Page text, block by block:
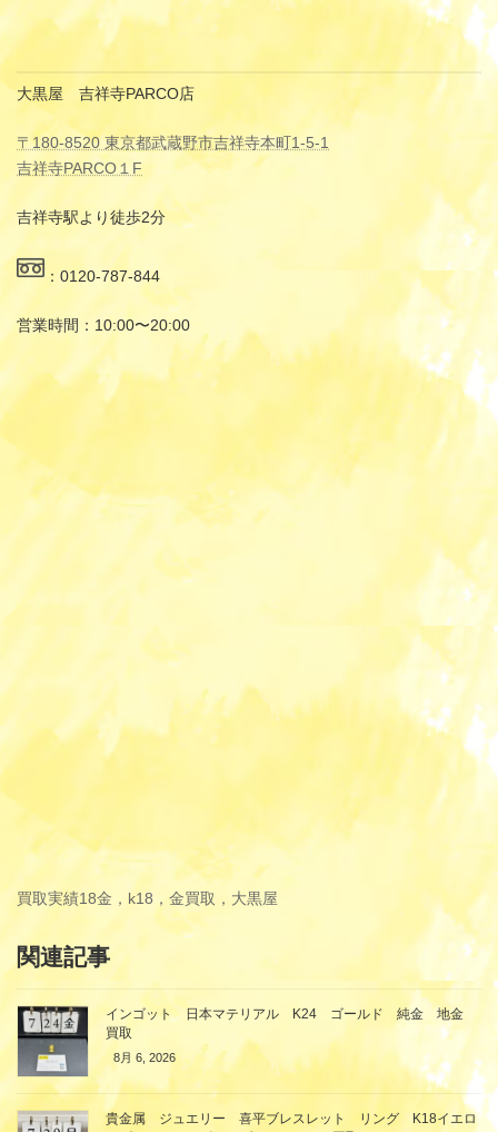
大黒屋 吉祥寺PARCO店
〒180-8520 東京都武蔵野市吉祥寺本町1-5-1
吉祥寺PARCO１F
吉祥寺駅より徒歩2分
：0120-787-844
営業時間：10:00〜20:00
買取実績18金，k18，金買取，大黒屋
関連記事
インゴット 日本マテリアル K24 ゴールド 純金 地金
買取
8月 6, 2026
貴金属 ジュエリー 喜平ブレスレット リング K18イエロ